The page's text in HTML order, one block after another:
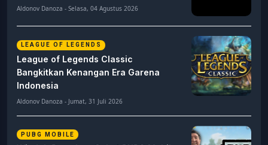
Aldonov Danoza - Selasa, 04 Agustus 2026
LEAGUE OF LEGENDS
League of Legends Classic
Bangkitkan Kenangan Era Garena
Indonesia
Aldonov Danoza - Jumat, 31 Juli 2026
PUBG MOBILE